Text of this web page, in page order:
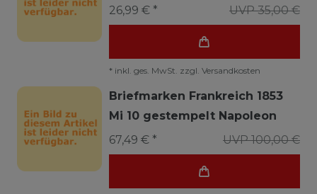
UVP 35,00 €
26,99 € *
* inkl. ges. MwSt. zzgl. Versandkosten
Briefmarken Frankreich 1853
Mi 10 gestempelt Napoleon
UVP 100,00 €
67,49 € *